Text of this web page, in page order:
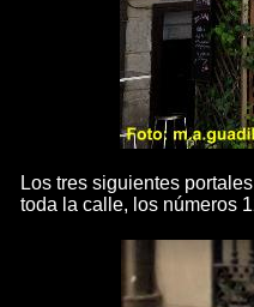
Los tres siguientes
toda la calle, los números